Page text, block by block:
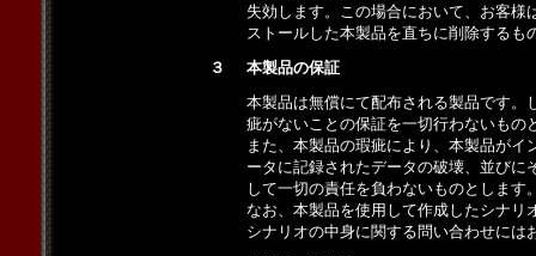
失効します。この場合において、お客
ストールした本製品を直ちに削除するも
３
本製品の保証
本製品は無償にて配布される製品です。
疵がないことの保証を一切行わないもの
また、本製品の瑕疵により、本製品が
ータに記録されたデータの破壊、並び
して一切の責任を負わないものとします
なお、本製品を使用して作成したシナリ
シナリオの中身に関する問い合わせに